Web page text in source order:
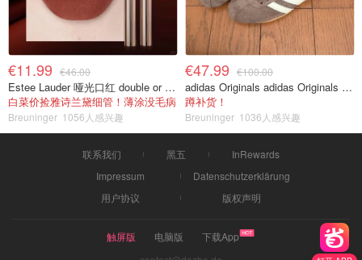
€11.99 €46.00
Estee Lauder 哑光口红 double or nothing色号
白菜价捡雅诗兰黛细管！薄涂没毛病
Breuninger 1056人感兴趣
€47.99 €100.00
adidas Originals adidas Originals TOKYO 复古休闲鞋 深棕色
蹲补货！
Breuninger 1036人感兴趣
联系我们 黑五
InRewards
Impressum
Datenschutzerklärung
用户协议
版权声明
触屏版 电脑版
下载App